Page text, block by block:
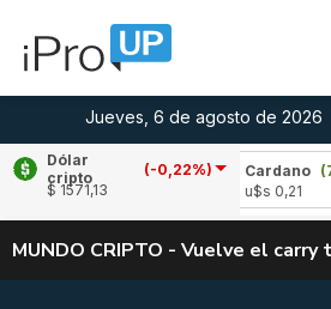
Jueves, 6 de agosto de 2026
Dólar
cripto
(-0,22%)
$ 1571,13
Cardano
(7,92%)
MUNDO CRIPTO - Vuelve el